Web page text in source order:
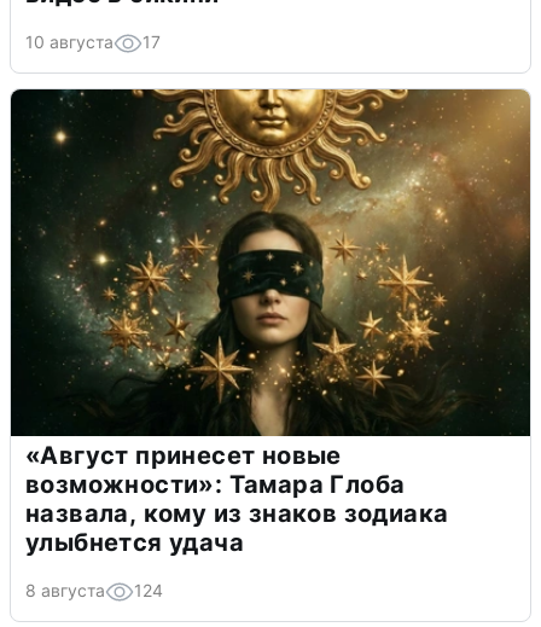
10 августа 17
«Август принесет новые
возможности»: Тамара Глоба
назвала, кому из знаков зодиака
улыбнется удача
8 августа 124